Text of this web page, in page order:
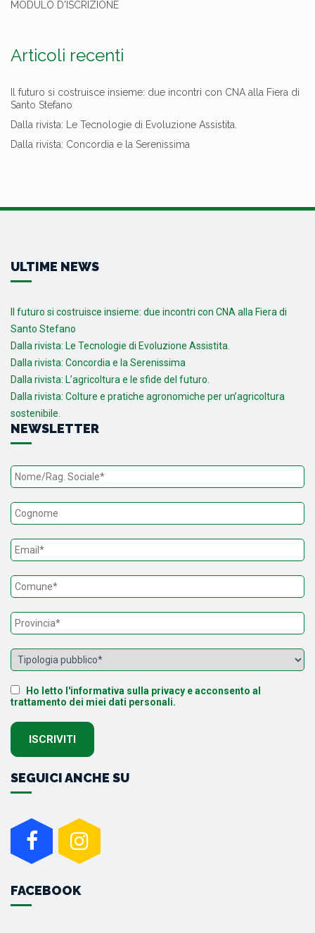
MODULO D'ISCRIZIONE
Articoli recenti
Il futuro si costruisce insieme: due incontri con CNA alla Fiera di
Santo Stefano
Dalla rivista: Le Tecnologie di Evoluzione Assistita.
Dalla rivista: Concordia e la Serenissima
ULTIME NEWS
Il futuro si costruisce insieme: due incontri con CNA alla Fiera di
Santo Stefano
Dalla rivista: Le Tecnologie di Evoluzione Assistita.
Dalla rivista: Concordia e la Serenissima
Dalla rivista: L’agricoltura e le sfide del futuro.
Dalla rivista: Colture e pratiche agronomiche per un’agricoltura
sostenibile.
NEWSLETTER
Ho letto l'informativa sulla privacy e acconsento al
trattamento dei miei dati personali.
SEGUICI ANCHE SU
FACEBOOK